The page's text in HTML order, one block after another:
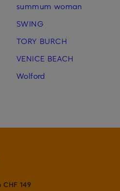
summum woman
SWING
TORY BURCH
VENICE BEACH
Wolford
CHF 149